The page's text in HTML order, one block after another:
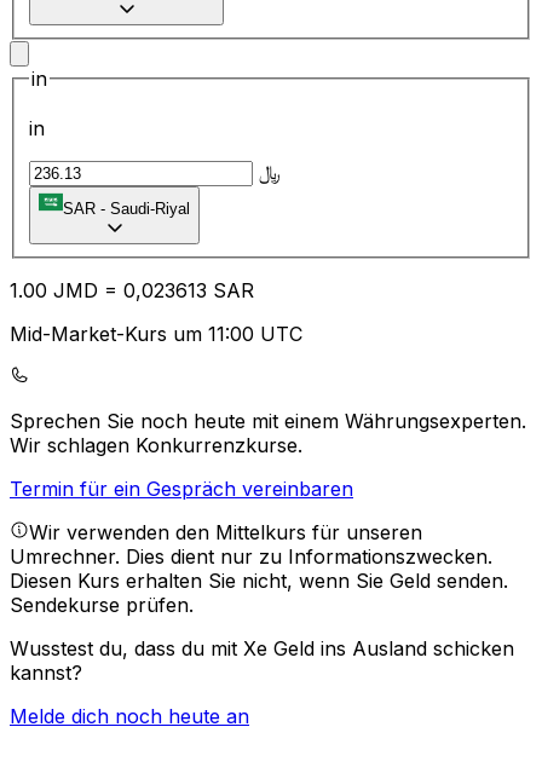
in
in
﷼
SAR - Saudi-Riyal
1.00 JMD = 0,023613 SAR
Mid-Market-Kurs um 11:00 UTC
Sprechen Sie noch heute mit einem Währungsexperten.
Wir schlagen Konkurrenzkurse.
Termin für ein Gespräch vereinbaren
Wir verwenden den Mittelkurs für unseren
Umrechner. Dies dient nur zu Informationszwecken.
Diesen Kurs erhalten Sie nicht, wenn Sie Geld senden.
Sendekurse prüfen.
Wusstest du, dass du mit Xe Geld ins Ausland schicken
kannst?
Melde dich noch heute an